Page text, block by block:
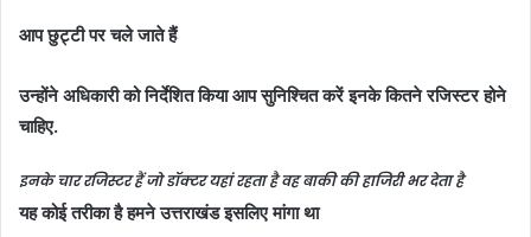
आप छुट्टी पर चले जाते हैं
उन्होंने अधिकारी को निर्देशित किया आप सुनिश्चित करें इनके कितने रजिस्टर होने
चाहिए.
इनके चार रजिस्टर हैं जो डॉक्टर यहां रहता है वह बाकी की हाजिरी भर देता है
यह कोई तरीका है हमने उत्तराखंड इसलिए मांगा था